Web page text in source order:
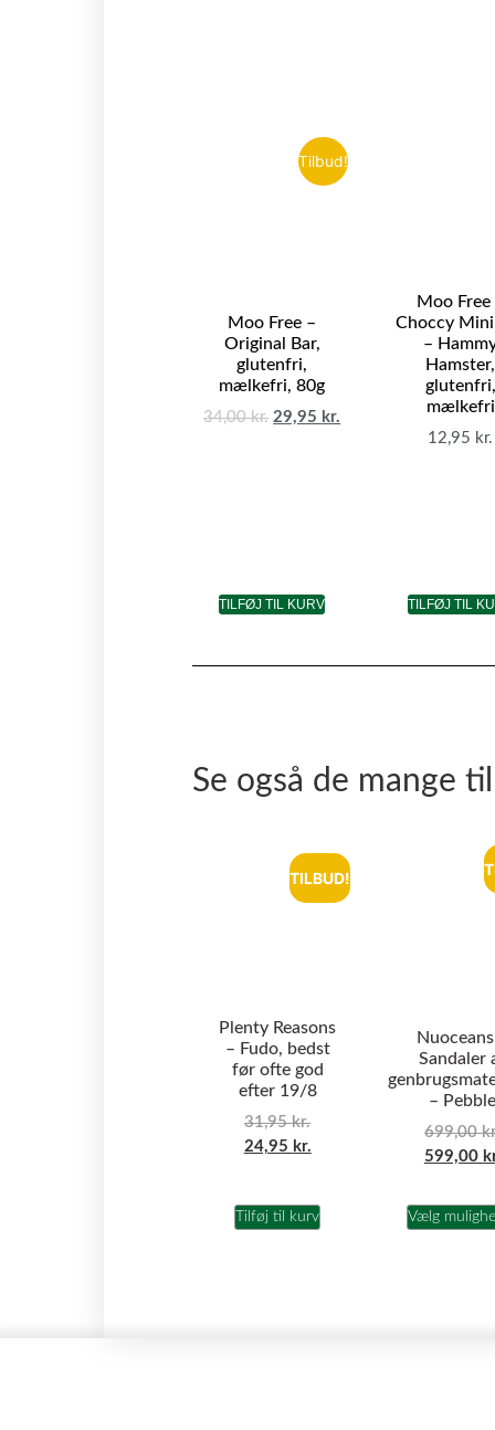
Tilbud!
Moo Free –
Original Bar,
glutenfri,
mælkefri, 80g
34,00kr. 29,95 kr.
TILFØJ TIL KURV
Moo Free
Choccy
–
Hamster,
glutenfri,
mælkefri
12,95 kr.
TILFØJ TIL
Se også de mange
TILBUD!
Plenty Reasons
– Fudo, bedst
før ofte god
efter 19/8
31,95kr.
24,95 kr.
Tilføj til kurv
Sandaler
– Pebble
699,00
599,00
Vælg